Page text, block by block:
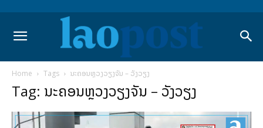
Home Tags ນະຄອນຫຼວງວຽງຈັນ – ວັງວຽງ
Tag: ນະຄອນຫຼວງວຽງຈັນ – ວັງວຽງ